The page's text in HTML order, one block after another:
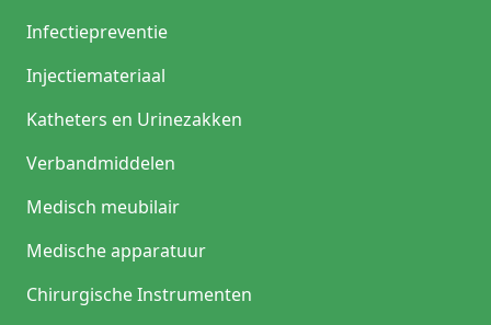
Infectiepreventie
Injectiemateriaal
Katheters en Urinezakken
Verbandmiddelen
Medisch meubilair
Medische apparatuur
Chirurgische Instrumenten